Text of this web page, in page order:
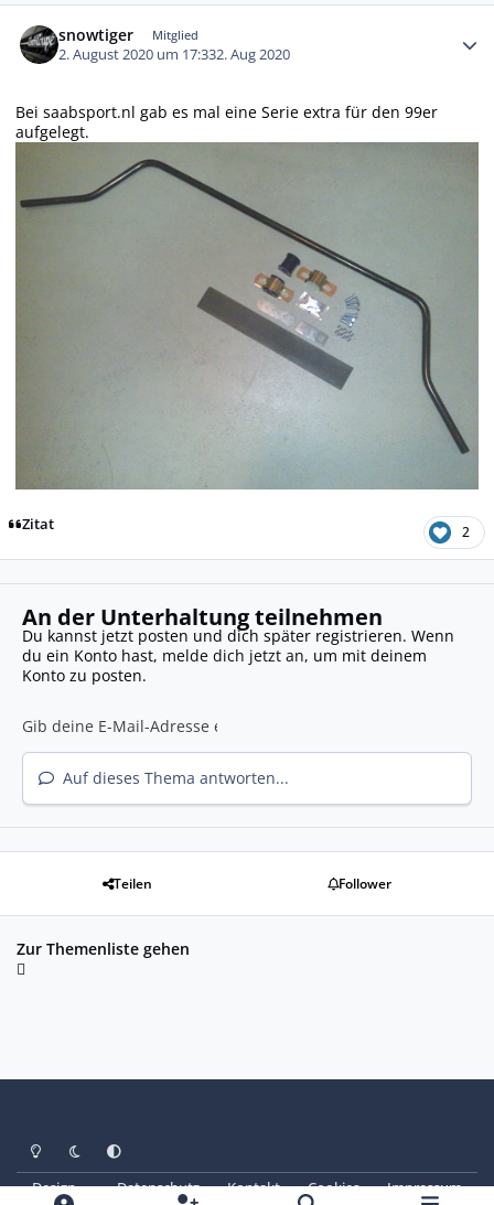
snowtiger Mitglied
2. August 2020 um 17:332. Aug 2020
Bei saabsport.nl gab es mal eine Serie extra für den 99er
aufgelegt.
Zitat 2
An der Unterhaltung teilnehmen
Du kannst jetzt posten und dich später registrieren. Wenn
du ein Konto hast, melde dich jetzt an, um mit deinem
Konto zu posten.
Auf dieses Thema antworten...
Teilen Follower
Zur Themenliste gehen
Heller ModusDunkler Modus
Systemeinstellung
Design Datenschutz Kontakt Cookies
Impressum